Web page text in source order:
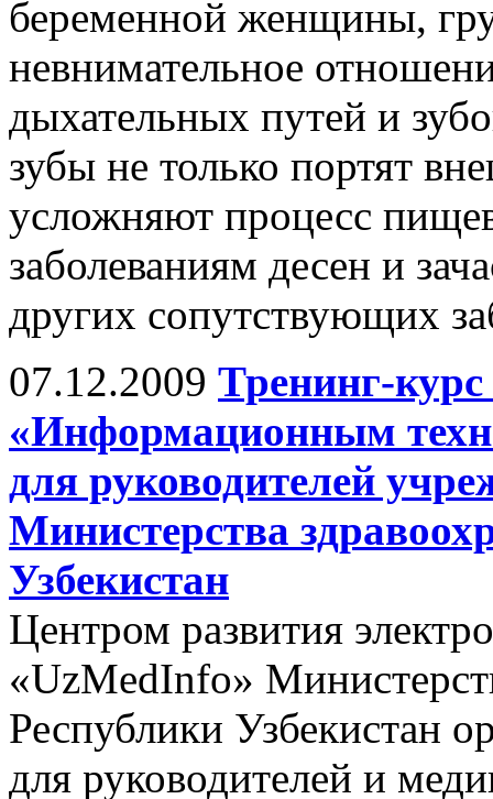
беременной женщины,
невнимательное
дыхательных путей и
зубы не только портят
усложняют процесс
заболеваниям десен и
других сопутствующих
07.12.2009 Тренинг-
«Информационным
для руководителей
Министерства
Узбекистан
Центром развития
«UzMedInfo»
Республики Узбекистан
для руководителей и